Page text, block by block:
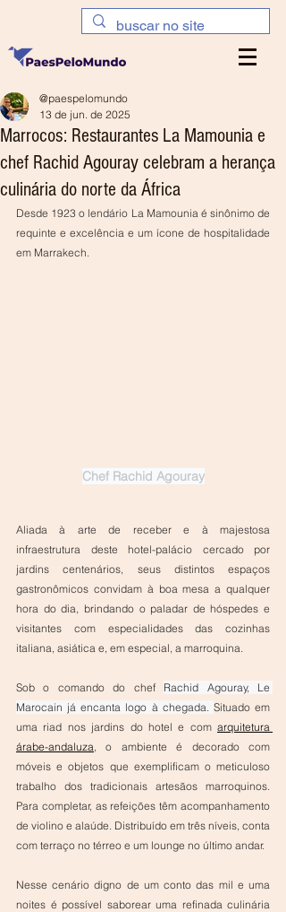
Marrocos: Restaurantes La Mamounia e
chef Rachid Agouray celebram a herança
culinária do norte da África
@paespelomundo
13 de jun. de 2025
Desde 1923 o lendário La Mamounia é sinônimo de
requinte e excelência e um ícone de hospitalidade
em Marrakech.
Chef Rachid Agouray
Aliada à arte de receber e à majestosa
infraestrutura deste hotel-palácio cercado por
jardins centenários, seus distintos espaços
gastronômicos convidam à boa mesa a qualquer
hora do dia, brindando o paladar de hóspedes e
visitantes com especialidades das cozinhas
italiana, asiática e, em especial, a marroquina.
Sob o comando do chef Rachid Agouray, Le
Marocain já encanta logo à chegada. Situado em
uma riad nos jardins do hotel e com arquitetura
árabe-andaluza, o ambiente é decorado com
móveis e objetos que exemplificam o meticuloso
trabalho dos tradicionais artesãos marroquinos.
Para completar, as refeições têm acompanhamento
de violino e alaúde. Distribuído em três níveis, conta
com terraço no térreo e um lounge no último andar.
Nesse cenário digno de um conto das mil e uma
noites é possível saborear uma refinada culinária